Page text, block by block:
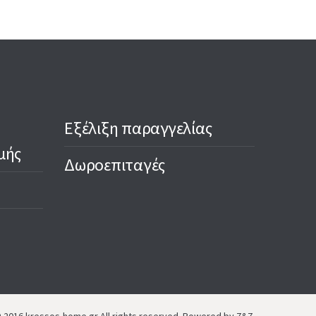
Εξέλιξη παραγγελίας
Δωροεπιταγές